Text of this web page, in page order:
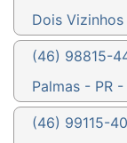
Dois
(46) 98815-
Palmas - PR -
(46) 99115-